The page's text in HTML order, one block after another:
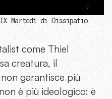
Martedì di Dissipatio
come Thiel
creatura, il
garantisce più
è più ideologico: è